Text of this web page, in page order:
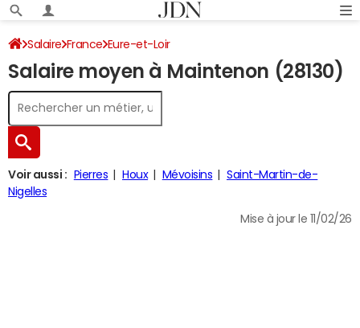
Salaire France Eure-et-Loir
Salaire moyen à Maintenon (28130)
Voir aussi : Pierres Houx Mévoisins
Saint-Martin-de-
Nigelles
Mise à jour le 11/02/26